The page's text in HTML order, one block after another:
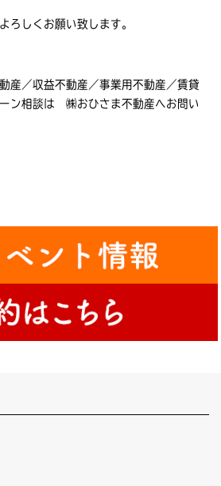
ろしくお願い致します。
産／収益不動産／事業用不動産／賃貸
ン相談は ㈱おひさま不動産へお問い